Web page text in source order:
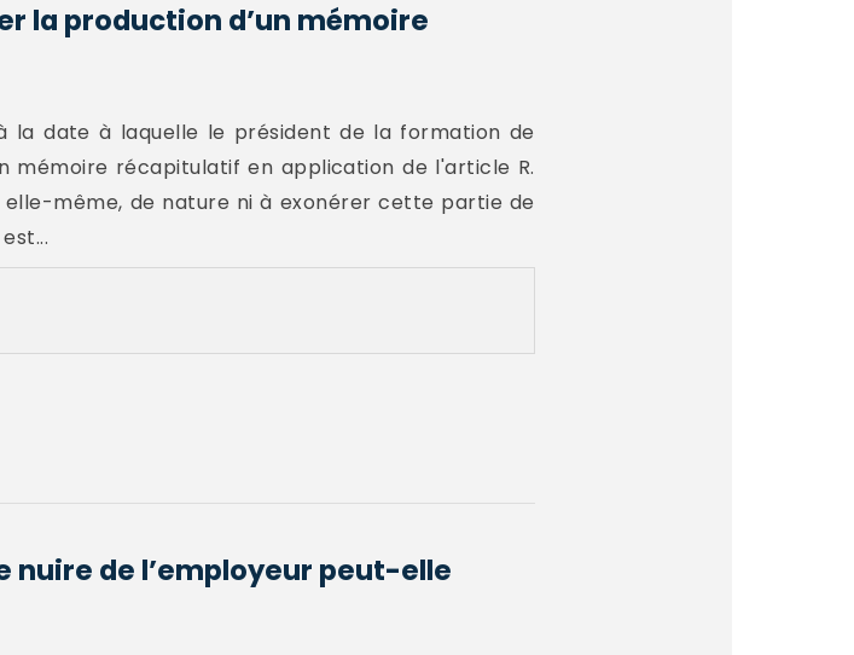
la production d’un mémoire
la date à laquelle le président de la formation de
mémoire récapitulatif en application de l'article R.
même, de nature ni à exonérer cette partie de
nuire de l’employeur peut-elle